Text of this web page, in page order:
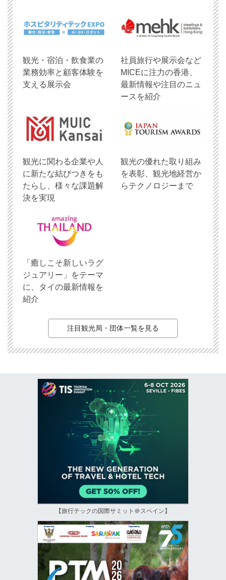
観光・宿泊・飲食業の
業務効率と顧客体験を
支える展示会
社員旅行や展示会など
MICEに注力の香港、
最新情報や注目のニュ
ースを紹介
観光に関わる企業や人
に新たな結びつきをも
たらし、様々な課題解
決を実現
観光の優れた取り組み
を表彰、観光地経営か
らテクノロジーまで
「癒しこそ新しいラグ
ジュアリー」をテーマ
に、タイの最新情報を
紹介
注目観光局・団体一覧を見る
【旅行テックの国際サミット＠スペイン】